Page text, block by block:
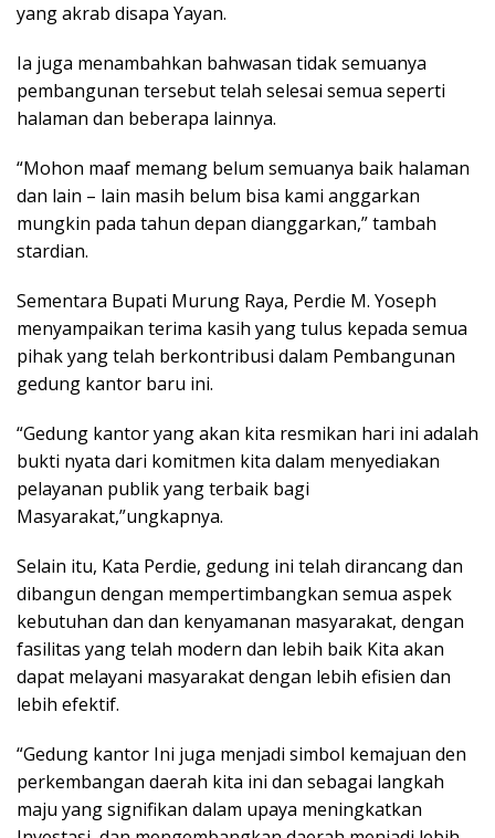
yang akrab disapa Yayan.
Ia juga menambahkan bahwasan tidak semuanya
pembangunan tersebut telah selesai semua seperti
halaman dan beberapa lainnya.
“Mohon maaf memang belum semuanya baik halaman
dan lain – lain masih belum bisa kami anggarkan
mungkin pada tahun depan dianggarkan,” tambah
stardian.
Sementara Bupati Murung Raya, Perdie M. Yoseph
menyampaikan terima kasih yang tulus kepada semua
pihak yang telah berkontribusi dalam Pembangunan
gedung kantor baru ini.
“Gedung kantor yang akan kita resmikan hari ini adalah
bukti nyata dari komitmen kita dalam menyediakan
pelayanan publik yang terbaik bagi
Masyarakat,”ungkapnya.
Selain itu, Kata Perdie, gedung ini telah dirancang dan
dibangun dengan mempertimbangkan semua aspek
kebutuhan dan dan kenyamanan masyarakat, dengan
fasilitas yang telah modern dan lebih baik Kita akan
dapat melayani masyarakat dengan lebih efisien dan
lebih efektif.
“Gedung kantor Ini juga menjadi simbol kemajuan den
perkembangan daerah kita ini dan sebagai langkah
maju yang signifikan dalam upaya meningkatkan